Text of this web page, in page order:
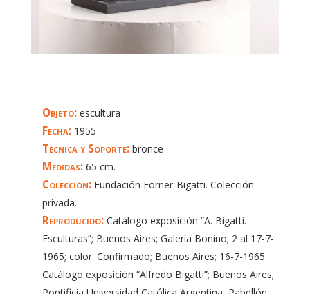
—-
Objeto:escultura
Fecha:1955
Técnica y Soporte:bronce
Medidas:65 cm.
Colección:Fundación Forner-Bigatti. Colección
privada.
Reproducido:Catálogo exposición “A. Bigatti.
Esculturas”; Buenos Aires; Galería Bonino; 2 al 17-7-
1965; color. Confirmado; Buenos Aires; 16-7-1965.
Catálogo exposición “Alfredo Bigatti”; Buenos Aires;